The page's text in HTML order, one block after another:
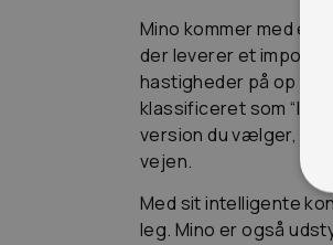
Mino kommer med en
der leverer et
hastigheder på op til
klassificeret som “lille
version du vælger, er
vejen.
Med sit intelligente
leg. Mino er også